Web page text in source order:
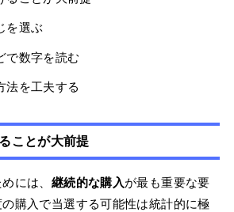
を選ぶ
で数字を読む
法を工夫する
ことが大前提
には、 継続的な購入が最も重要な要
購入で当選する可能性は統計的に極